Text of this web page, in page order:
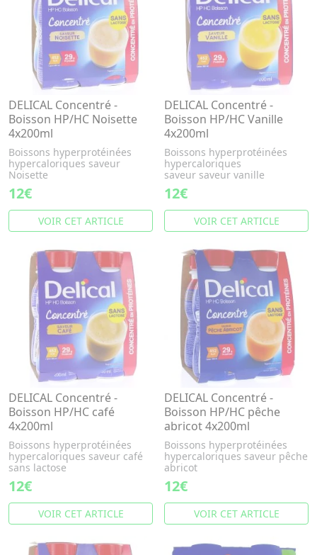
DELICAL Concentré -
Boisson HP/HC Noisette
4x200ml
Boissons hyperprotéinées
hypercaloriques saveur
Noisette
12€
VOIR CET ARTICLE
DELICAL Concentré -
Boisson HP/HC Vanille
4x200ml
Boissons hyperprotéinées
hypercaloriques
saveur saveur vanille
12€
VOIR CET ARTICLE
DELICAL Concentré -
Boisson HP/HC café
4x200ml
Boissons hyperprotéinées
hypercaloriques saveur café
sans lactose
12€
VOIR CET ARTICLE
DELICAL Concentré -
Boisson HP/HC pêche
abricot 4x200ml
Boissons hyperprotéinées
hypercaloriques saveur pêche
abricot
12€
VOIR CET ARTICLE